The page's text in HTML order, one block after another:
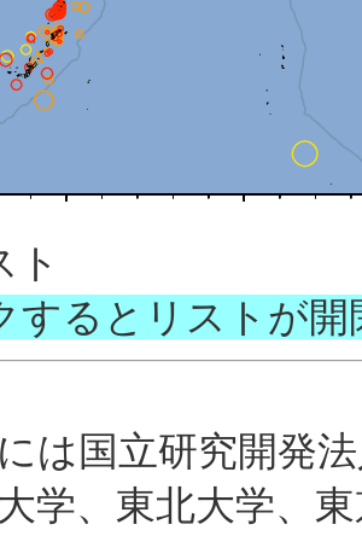
ト
するとリストが開
は国立研究開発
学、東北大学、